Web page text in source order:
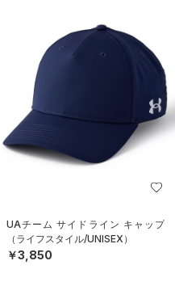
UAチーム サイドライン キャップ
（ライフスタイル/UNISEX）
￥3,850